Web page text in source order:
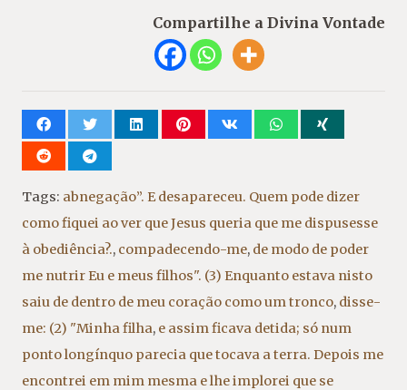
Compartilhe a Divina Vontade
Tags: abnegação”. E desapareceu. Quem pode dizer
como fiquei ao ver que Jesus queria que me dispusesse
à obediência?., compadecendo-me, de modo de poder
me nutrir Eu e meus filhos". (3) Enquanto estava nisto
saiu de dentro de meu coração como um tronco, disse-
me: (2) "Minha filha, e assim ficava detida; só num
ponto longínquo parecia que tocava a terra. Depois me
encontrei em mim mesma e lhe implorei que se